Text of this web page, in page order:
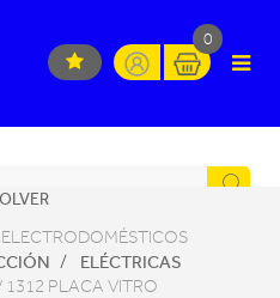
0
ELÉCTRICAS
1312 PLACA VITRO